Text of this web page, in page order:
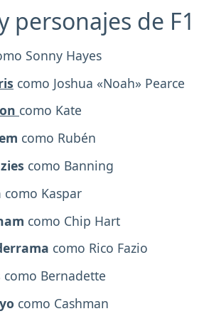
personajes de F1
Sonny Hayes
como Joshua «Noah» Pearce
como Kate
como Rubén
como Banning
como Kaspar
como Chip Hart
como Rico Fazio
como Bernadette
como Cashman